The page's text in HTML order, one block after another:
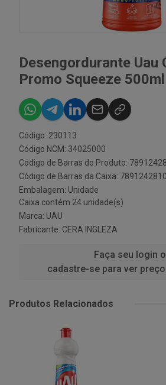
Desengordurante Uau
Promo Squeeze 500ml
Código: 230113
Código NCM: 34025000
Código de Barras do Produto:
Código de Barras da Caixa:
Embalagem: Unidade
Caixa contém 24 unidade(s)
Marca: UAU
Fabricante: CERA INGLEZA
Faça seu login
cadastre-se para ver
Produtos Relacionados